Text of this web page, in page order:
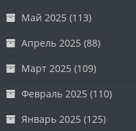
Май 2025 (113)
Апрель 2025 (88)
Март 2025 (109)
Февраль 2025 (110)
Январь 2025 (125)